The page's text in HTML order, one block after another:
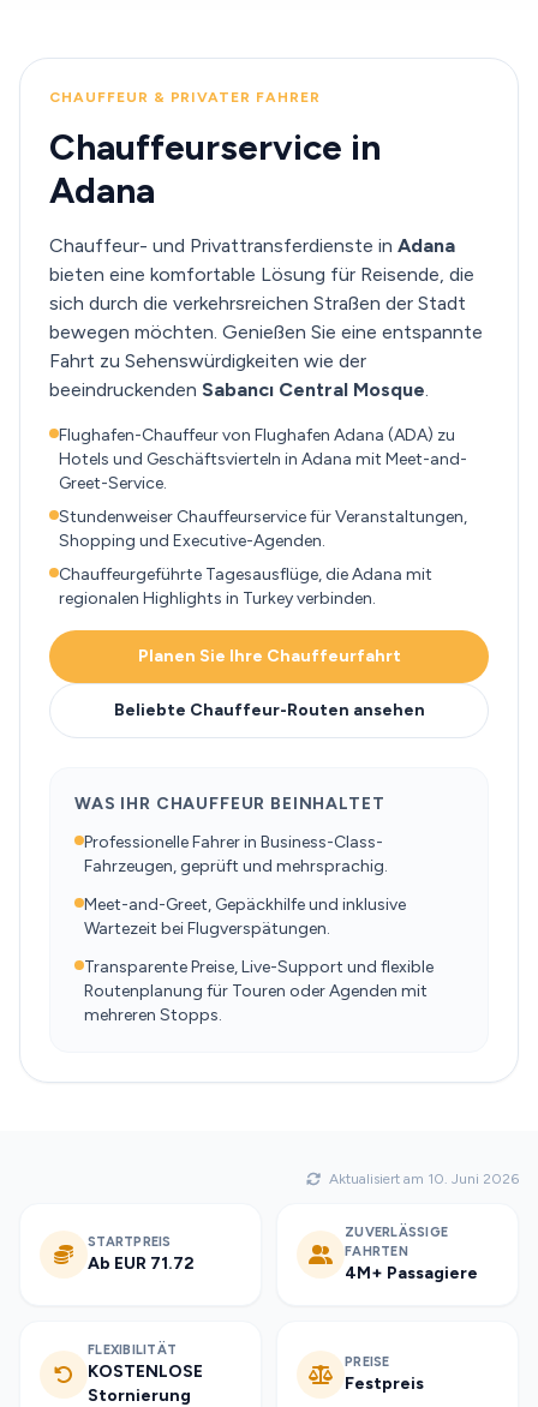
CHAUFFEUR & PRIVATER FAHRER
Chauffeurservice in
Adana
Chauffeur- und Privattransferdienste in Adana
bieten eine komfortable Lösung für Reisende, die
sich durch die verkehrsreichen Straßen der Stadt
bewegen möchten. Genießen Sie eine entspannte
Fahrt zu Sehenswürdigkeiten wie der
beeindruckenden Sabancı Central Mosque.
Flughafen-Chauffeur von Flughafen Adana (ADA) zu
Hotels und Geschäftsvierteln in Adana mit Meet-and-
Greet-Service.
Stundenweiser Chauffeurservice für Veranstaltungen,
Shopping und Executive-Agenden.
Chauffeurgeführte Tagesausflüge, die Adana mit
regionalen Highlights in Turkey verbinden.
Planen Sie Ihre Chauffeurfahrt
Beliebte Chauffeur-Routen ansehen
WAS IHR CHAUFFEUR BEINHALTET
Professionelle Fahrer in Business-Class-
Fahrzeugen, geprüft und mehrsprachig.
Meet-and-Greet, Gepäckhilfe und inklusive
Wartezeit bei Flugverspätungen.
Transparente Preise, Live-Support und flexible
Routenplanung für Touren oder Agenden mit
mehreren Stopps.
Aktualisiert am 10. Juni 2026
STARTPREIS
Ab EUR 71.72
ZUVERLÄSSIGE
FAHRTEN
4M+ Passagiere
FLEXIBILITÄT
KOSTENLOSE
Stornierung
PREISE
Festpreis